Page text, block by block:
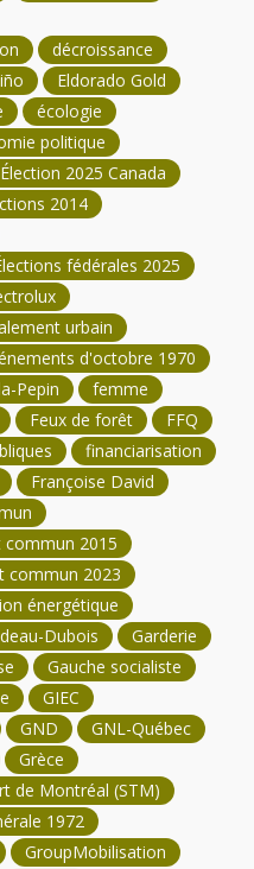
décroissance
Eldorado Gold
écologie
politique
Élection 2025 Canada
2014
fédérales 2025
urbain
d'octobre 1970
Pepin
femme
Feux de forêt
FFQ
financiarisation
Françoise David
commun 2015
commun 2023
énergétique
Dubois
Garderie
Gauche socialiste
GIEC
GND
GNL-Québec
Grèce
de Montréal (STM)
1972
GroupMobilisation